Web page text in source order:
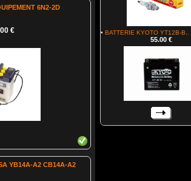
6N2-2D
€
YB14A-A2 CB14A-A2
• BATTERIE KYOTO YT12B-B..
55.00 €